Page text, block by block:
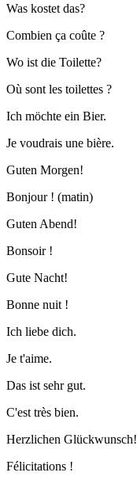
Was kostet das?
Combien ça coûte ?
Wo ist die Toilette?
Où sont les toilettes ?
Ich möchte ein Bier.
Je voudrais une bière.
Guten Morgen!
Bonjour ! (matin)
Guten Abend!
Bonsoir !
Gute Nacht!
Bonne nuit !
Ich liebe dich.
Je t'aime.
Das ist sehr gut.
C'est très bien.
Herzlichen Glückwunsch!
Félicitations !